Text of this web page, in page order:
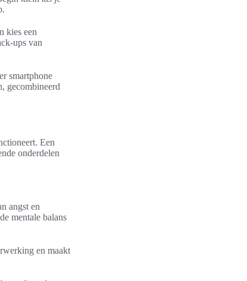
kies een
ups van
smartphone
gecombineerd
Een
onderdelen
angst en
mentale balans
en maakt